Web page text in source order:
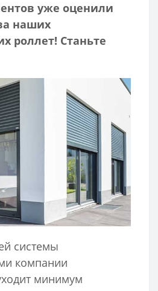
уже оценили
наших
роллет! Станьте
системы
компании
минимум